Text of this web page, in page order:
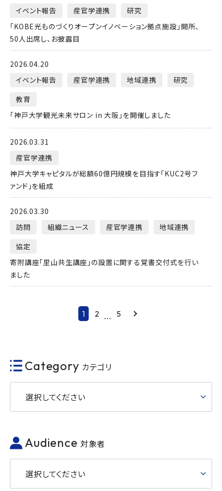
イベント報告
産官学連携
研究
「KOBE光ものづくりオープンイノベーション拠点施設」開所、
50人出席し、お披露目
2026.04.20
イベント報告
産官学連携 地域連携
研究
教育
「神戸大学観光未来サロン in 大阪」を開催しました
2026.03.31
産官学連携
神戸大学キャピタルが総額60億円規模を目指す「KUC2号フ
ァンド」を組成
2026.03.30
訪問
組織ニュース 産官学連携
地域連携
協定
寄附講座「里山共生講座」の設置に関する覚書交付式を行い
ました
1 2 ... 5 Next
Category カテゴリ
選択してください
Audience 対象者
選択してください